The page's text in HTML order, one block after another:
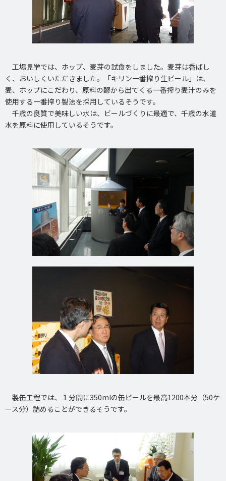
工場見学では、ホップ、麦芽の試食をしました。麦芽は香ばし
く、おいしくいただきました。「キリン一番搾り生ビール」は、
麦、ホップにこだわり、原料の醪から出てくる一番搾り麦汁のみを
使用する一番搾り製法を採用しているそうです。
千歳の良質で美味しい水は、ビールづくりに最適で、千歳の水道
水を原料に使用しているそうです。
製缶工程では、１分間に350mlの缶ビールを最高1200本分（50ケ
ース分）詰めることができるそうです。